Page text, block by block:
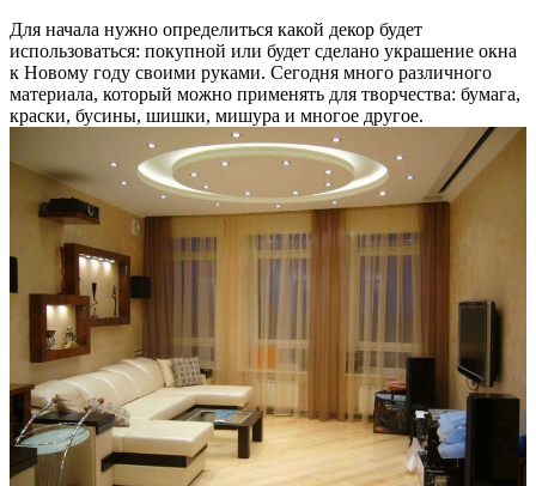
Для начала нужно определиться какой декор будет
использоваться: покупной или будет сделано украшение окна
к Новому году своими руками. Сегодня много различного
материала, который можно применять для творчества: бумага,
краски, бусины, шишки, мишура и многое другое.